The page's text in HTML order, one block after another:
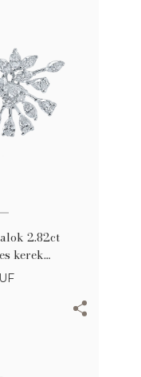
2.82ct
kerek